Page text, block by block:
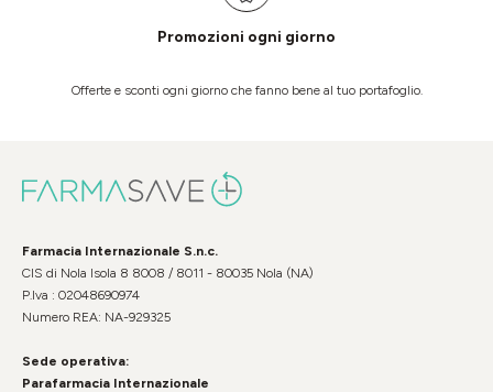
Promozioni ogni giorno
Offerte e sconti ogni giorno che fanno bene al tuo portafoglio.
Farmacia Internazionale S.n.c.
CIS di Nola Isola 8 8008 / 8011 - 80035 Nola (NA)
P.Iva : 02048690974
Numero REA: NA-929325
Sede operativa:
Parafarmacia Internazionale